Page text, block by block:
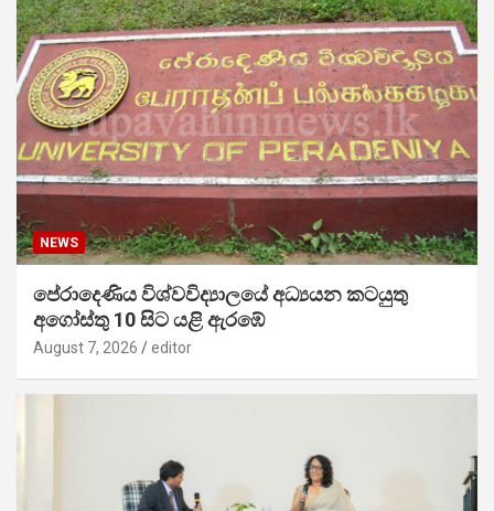
NEWS
පේරාදෙණිය විශ්වවිද්‍යාලයේ අධ්‍යයන කටයුතු
අගෝස්තු 10 සිට යළි ඇරඹේ
August 7, 2026 editor